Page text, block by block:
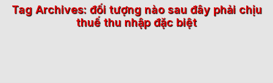
Tag Archives: đối tượng nào sau đây phải chịu
thuế thu nhập đặc biệt